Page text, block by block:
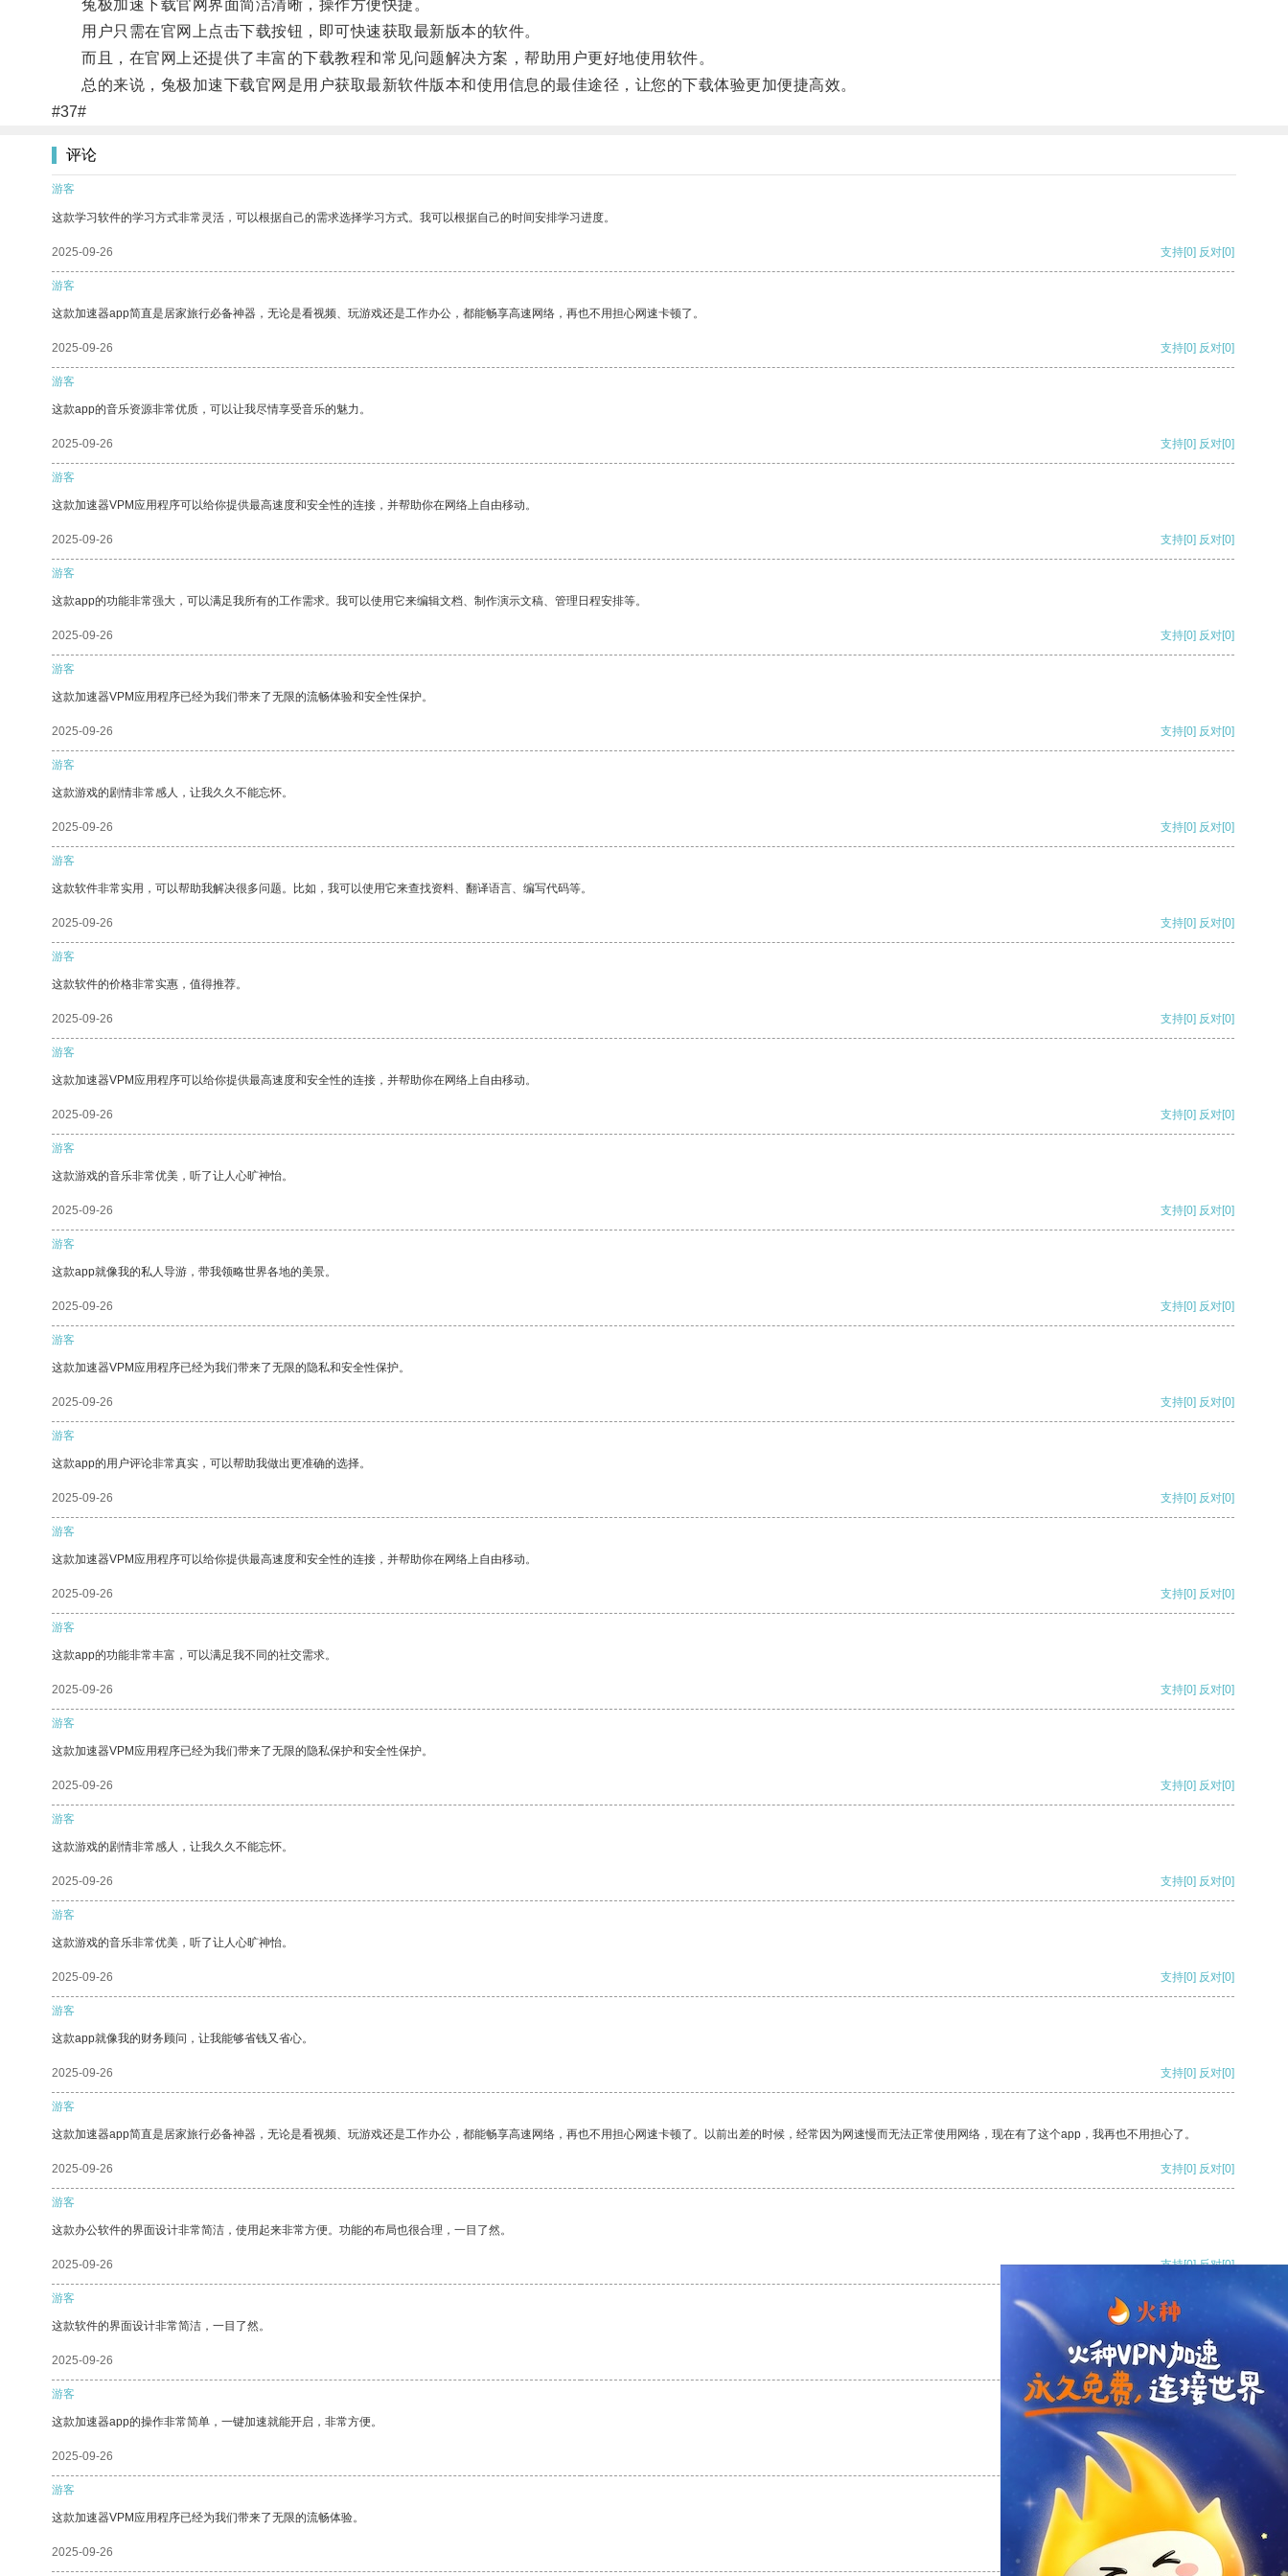
兔极加速下载官网界面简洁清晰，操作方便快捷。
用户只需在官网上点击下载按钮，即可快速获取最新版本的软件。
而且，在官网上还提供了丰富的下载教程和常见问题解决方案，帮助用户更好地使用软件。
总的来说，兔极加速下载官网是用户获取最新软件版本和使用信息的最佳途径，让您的下载体验更加便捷高效。
#37#
评论
游客
这款学习软件的学习方式非常灵活，可以根据自己的需求选择学习方式。我可以根据自己的时间安排学习进度。
2025-09-26 支持[0] 反对[0]
游客
这款加速器app简直是居家旅行必备神器，无论是看视频、玩游戏还是工作办公，都能畅享高速网络，再也不用担心网速卡顿了。
2025-09-26 支持[0] 反对[0]
游客
这款app的音乐资源非常优质，可以让我尽情享受音乐的魅力。
2025-09-26 支持[0] 反对[0]
游客
这款加速器VPM应用程序可以给你提供最高速度和安全性的连接，并帮助你在网络上自由移动。
2025-09-26 支持[0] 反对[0]
游客
这款app的功能非常强大，可以满足我所有的工作需求。我可以使用它来编辑文档、制作演示文稿、管理日程安排等。
2025-09-26 支持[0] 反对[0]
游客
这款加速器VPM应用程序已经为我们带来了无限的流畅体验和安全性保护。
2025-09-26 支持[0] 反对[0]
游客
这款游戏的剧情非常感人，让我久久不能忘怀。
2025-09-26 支持[0] 反对[0]
游客
这款软件非常实用，可以帮助我解决很多问题。比如，我可以使用它来查找资料、翻译语言、编写代码等。
2025-09-26 支持[0] 反对[0]
游客
这款软件的价格非常实惠，值得推荐。
2025-09-26 支持[0] 反对[0]
游客
这款加速器VPM应用程序可以给你提供最高速度和安全性的连接，并帮助你在网络上自由移动。
2025-09-26 支持[0] 反对[0]
游客
这款游戏的音乐非常优美，听了让人心旷神怡。
2025-09-26 支持[0] 反对[0]
游客
这款app就像我的私人导游，带我领略世界各地的美景。
2025-09-26 支持[0] 反对[0]
游客
这款加速器VPM应用程序已经为我们带来了无限的隐私和安全性保护。
2025-09-26 支持[0] 反对[0]
游客
这款app的用户评论非常真实，可以帮助我做出更准确的选择。
2025-09-26 支持[0] 反对[0]
游客
这款加速器VPM应用程序可以给你提供最高速度和安全性的连接，并帮助你在网络上自由移动。
2025-09-26 支持[0] 反对[0]
游客
这款app的功能非常丰富，可以满足我不同的社交需求。
2025-09-26 支持[0] 反对[0]
游客
这款加速器VPM应用程序已经为我们带来了无限的隐私保护和安全性保护。
2025-09-26 支持[0] 反对[0]
游客
这款游戏的剧情非常感人，让我久久不能忘怀。
2025-09-26 支持[0] 反对[0]
游客
这款游戏的音乐非常优美，听了让人心旷神怡。
2025-09-26 支持[0] 反对[0]
游客
这款app就像我的财务顾问，让我能够省钱又省心。
2025-09-26 支持[0] 反对[0]
游客
这款加速器app简直是居家旅行必备神器，无论是看视频、玩游戏还是工作办公，都能畅享高速网络，再也不用担心网速卡顿了。以前出差的时候，经常因为网速慢而无法正常使用网络，现在有了这个app，我再也不用担心了。
2025-09-26 支持[0] 反对[0]
游客
这款办公软件的界面设计非常简洁，使用起来非常方便。功能的布局也很合理，一目了然。
2025-09-26 支持[0] 反对[0]
游客
这款软件的界面设计非常简洁，一目了然。
2025-09-26 支持[0] 反对
游客
这款加速器app的操作非常简单，一键加速就能开启，非常方便。
2025-09-26 支持
游客
这款加速器VPM应用程序已经为我们带来了无限的流畅体验。
2025-09-26 支持 反对 [0]